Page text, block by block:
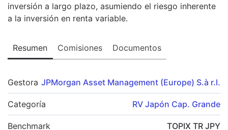
inversión a largo plazo, asumiendo el riesgo inherente
a la inversión en renta variable.
Resumen Comisiones Documentos
Gestora JPMorgan Asset Management (Europe) S.à r.l.
Categoría RV Japón Cap. Grande
Benchmark TOPIX TR JPY